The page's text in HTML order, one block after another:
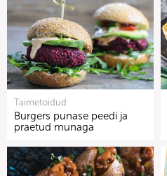
Taimetoidud
Burgers punase peedi ja
praetud munaga